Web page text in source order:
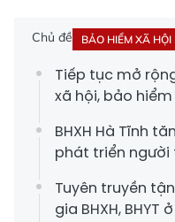
Chủ đề BẢO HIỂM XÃ
Tiếp tục mở
xã hội, bảo
BHXH Hà Tĩnh
phát triển người
Tuyên truyền
gia BHXH, BHYT